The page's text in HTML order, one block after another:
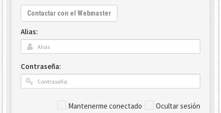
Contactar con el Webmaster
Alias:
Contraseña:
Mantenerme conectado Ocultar sesión